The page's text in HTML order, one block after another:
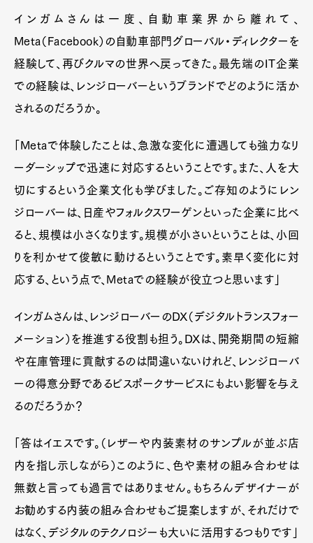
インガムさんは一度、自動車業界から離れて、
Meta（Facebook）の自動車部門グローバル・ディレクターを
経験して、再びクルマの世界へ戻ってきた。最先端のIT企業
での経験は、レンジローバーというブランドでどのように活か
されるのだろうか。
「Metaで体験したことは、急激な変化に遭遇しても強力なリ
ーダーシップで迅速に対応するということです。また、人を大
切にするという企業文化も学びました。ご存知のようにレン
ジローバーは、日産やフォルクスワーゲンといった企業に比べ
ると、規模は小さくなります。規模が小さいということは、小回
りを利かせて俊敏に動けるということです。素早く変化に対
応する、という点で、Metaでの経験が役立つと思います」
インガムさんは、レンジローバーのDX（デジタルトランスフォー
メーション）を推進する役割も担う。DXは、開発期間の短縮
や在庫管理に貢献するのは間違いないけれど、レンジローバ
ーの得意分野であるビスポークサービスにもよい影響を与え
るのだろうか？
「答はイエスです。（レザーや内装素材のサンプルが並ぶ店
内を指し示しながら）このように、色や素材の組み合わせは
無数と言っても過言ではありません。もちろんデザイナーが
お勧めする内装の組み合わせもご提案しますが、それだけで
はなく、デジタルのテクノロジーも大いに活用するつもりです」